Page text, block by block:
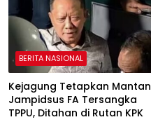
BERITA NASIONAL
Kejagung Tetapkan Mantan
Jampidsus FA Tersangka
TPPU, Ditahan di Rutan KPK